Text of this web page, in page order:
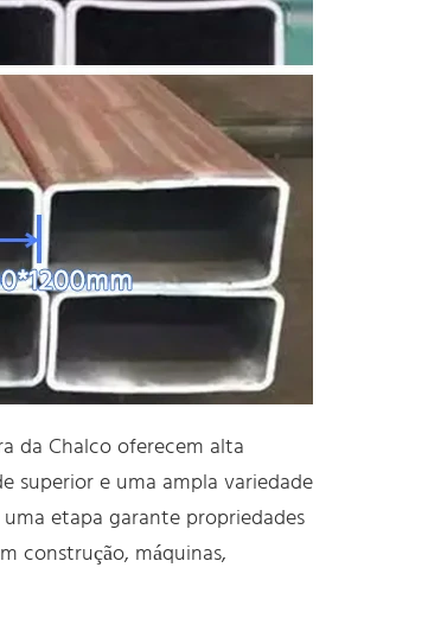
da Chalco oferecem alta
superior e uma ampla variedade
etapa garante propriedades
construção, máquinas,